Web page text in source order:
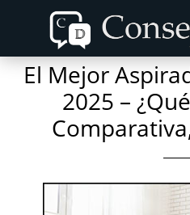
content
primary
El Mejor
2025 –